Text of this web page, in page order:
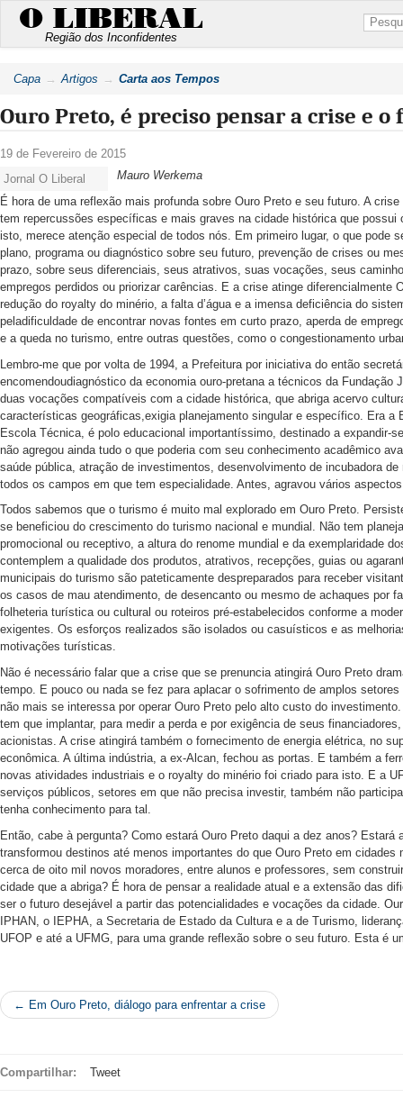
O LIBERAL
Região dos Inconfidentes
Capa Artigos Carta aos Tempos
Ouro Preto, é preciso pensar a crise e o
19 de Fevereiro de 2015
Jornal O Liberal
Mauro Werkema
É hora de uma reflexão mais profunda sobre Ouro Preto e seu futuro. A
tem repercussões específicas e mais graves na cidade histórica que
isto, merece atenção especial de todos nós. Em primeiro lugar, o que pode
plano, programa ou diagnóstico sobre seu futuro, prevenção de crises ou
prazo, sobre seus diferenciais, seus atrativos, suas vocações, seus
empregos perdidos ou priorizar carências. E a crise atinge diferencialmente
redução do royalty do minério, a falta d’água e a imensa deficiência do
peladificuldade de encontrar novas fontes em curto prazo, aperda de
e a queda no turismo, entre outras questões, como o congestionamento
Lembro-me que por volta de 1994, a Prefeitura por iniciativa do então
encomendoudiagnóstico da economia ouro-pretana a técnicos da
duas vocações compatíveis com a cidade histórica, que abriga acervo
características geográficas,exigia planejamento singular e específico. Era a
Escola Técnica, é polo educacional importantíssimo, destinado a expandir-
não agregou ainda tudo o que poderia com seu conhecimento acadêmico
saúde pública, atração de investimentos, desenvolvimento de incubadora
todos os campos em que tem especialidade. Antes, agravou vários
Todos sabemos que o turismo é muito mal explorado em Ouro Preto.
se beneficiou do crescimento do turismo nacional e mundial. Não tem
promocional ou receptivo, a altura do renome mundial e da exemplaridade
contemplem a qualidade dos produtos, atrativos, recepções, guias ou
municipais do turismo são pateticamente despreparados para receber
os casos de mau atendimento, de desencanto ou mesmo de achaques por
folheteria turística ou cultural ou roteiros pré-estabelecidos conforme a
exigentes. Os esforços realizados são isolados ou casuísticos e as
motivações turísticas.
Não é necessário falar que a crise que se prenuncia atingirá Ouro Preto
tempo. E pouco ou nada se fez para aplacar o sofrimento de amplos
não mais se interessa por operar Ouro Preto pelo alto custo do
tem que implantar, para medir a perda e por exigência de seus
acionistas. A crise atingirá também o fornecimento de energia elétrica, no
econômica. A última indústria, a ex-Alcan, fechou as portas. E também a
novas atividades industriais e o royalty do minério foi criado para isto. E a
serviços públicos, setores em que não precisa investir, também não
tenha conhecimento para tal.
Então, cabe à pergunta? Como estará Ouro Preto daqui a dez anos?
transformou destinos até menos importantes do que Ouro Preto em
cerca de oito mil novos moradores, entre alunos e professores, sem
cidade que a abriga? É hora de pensar a realidade atual e a extensão das
ser o futuro desejável a partir das potencialidades e vocações da cidade.
IPHAN, o IEPHA, a Secretaria de Estado da Cultura e a de Turismo,
UFOP e até a UFMG, para uma grande reflexão sobre o seu futuro. Esta é
← Em Ouro Preto, diálogo para enfrentar a crise
Compartilhar: Tweet